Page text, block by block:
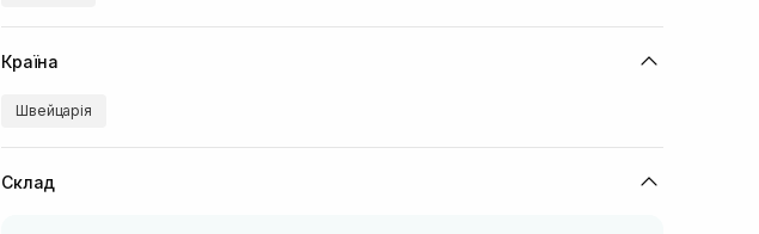
Країна
Швейцарія
Склад